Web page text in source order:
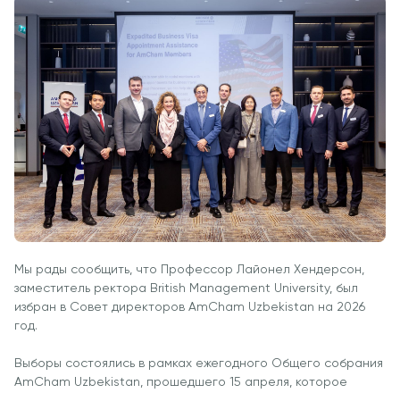
Взаимодействие с
Корпоративным
Сектором
Членство в
Профессиональных
Ассоциациях
Международное
Партнерство
University of
Reading
University
Центр Прикладных
Исследований
Академические
Вакансии
Не
Академические
Вакансии
Заявка и сборы
Магистратура
Описание
Заявка и сборы
Подготовительные
Курсы
Программа Pre-
Master’s
Подготовка к
экзаменам Excel
Expert и Power
BI Data Analyst.
Использованием
Искусственного
Студенческая
жизнь
Students'
Клубы
Психология
Что нового?
Фото
Мы рады сообщить, что Профессор Лайонел Хендерсон,
заместитель ректора British Management University, был
избран в Совет директоров AmCham Uzbekistan на 2026
год.
Выборы состоялись в рамках ежегодного Общего собрания
AmCham Uzbekistan, прошедшего 15 апреля, которое